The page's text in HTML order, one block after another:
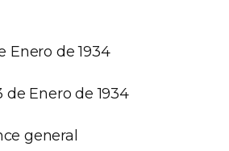
Enero de 1934
Enero de 1934
general